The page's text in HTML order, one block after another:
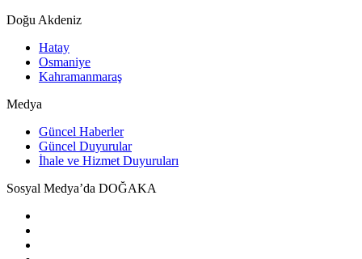
Doğu Akdeniz
Hatay
Osmaniye
Kahramanmaraş
Medya
Güncel Haberler
Güncel Duyurular
İhale ve Hizmet Duyuruları
Sosyal Medya’da DOĞAKA